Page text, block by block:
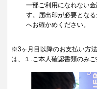
一部ご利用になれない
す。届出印が必要とな
へお確かめください。
※3ヶ月目以降のお支払い方
は、１.ご本人確認書類のみご